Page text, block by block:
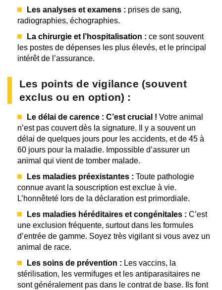
Les analyses et examens : prises de sang,
radiographies, échographies.
La chirurgie et l’hospitalisation : ce sont souvent
les postes de dépenses les plus élevés, et le principal
intérêt de l’assurance.
Les points de vigilance (souvent
exclus ou en option) :
Le délai de carence : C’est crucial ! Votre animal
n’est pas couvert dès la signature. Il y a souvent un
délai de quelques jours pour les accidents, et de 45 à
60 jours pour la maladie. Impossible d’assurer un
animal qui vient de tomber malade.
Les maladies préexistantes : Toute pathologie
connue avant la souscription est exclue à vie.
L’honnêteté lors de la déclaration est primordiale.
Les maladies héréditaires et congénitales : C’est
une exclusion fréquente, surtout dans les formules
d’entrée de gamme. Soyez très vigilant si vous avez un
animal de race.
Les soins de prévention : Les vaccins, la
stérilisation, les vermifuges et les antiparasitaires ne
sont généralement pas dans le contrat de base. Ils font